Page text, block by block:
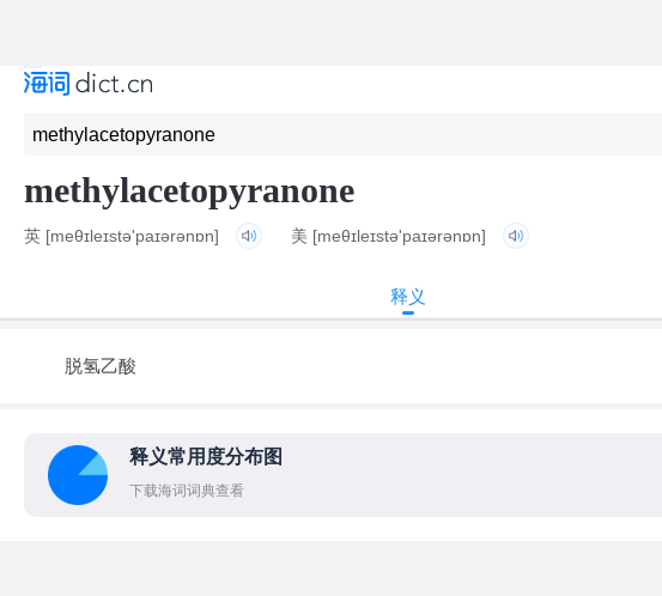
methylacetopyranone
英 [meθɪleɪstə'paɪərənɒn] 美 [meθɪleɪstə'paɪərənɒn]
释义
脱氢乙酸
释义常用度分布图
下载海词词典查看